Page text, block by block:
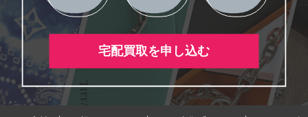
宅配買取を申し込む